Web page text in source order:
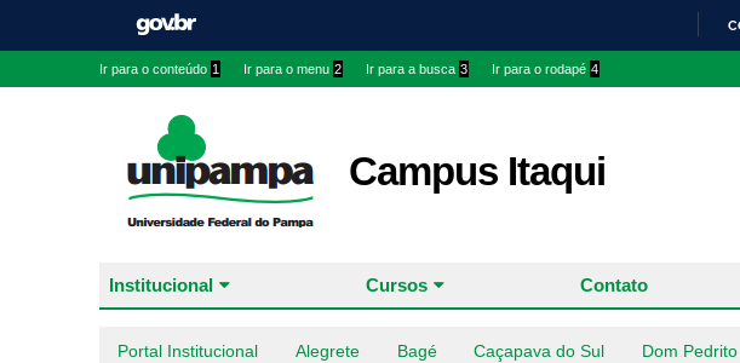
Ir para o conteúdo 1 Ir para o menu 2 Ir para a busca 3 Ir para o rodapé 4
Campus Itaqui
Institucional Cursos Contato
Portal Institucional Alegrete Bagé Caçapava do Sul Dom Pedrito